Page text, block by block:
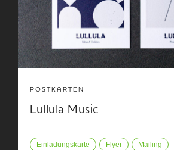
POSTKARTEN
Lullula Music
Einladungskarte Flyer Mailing